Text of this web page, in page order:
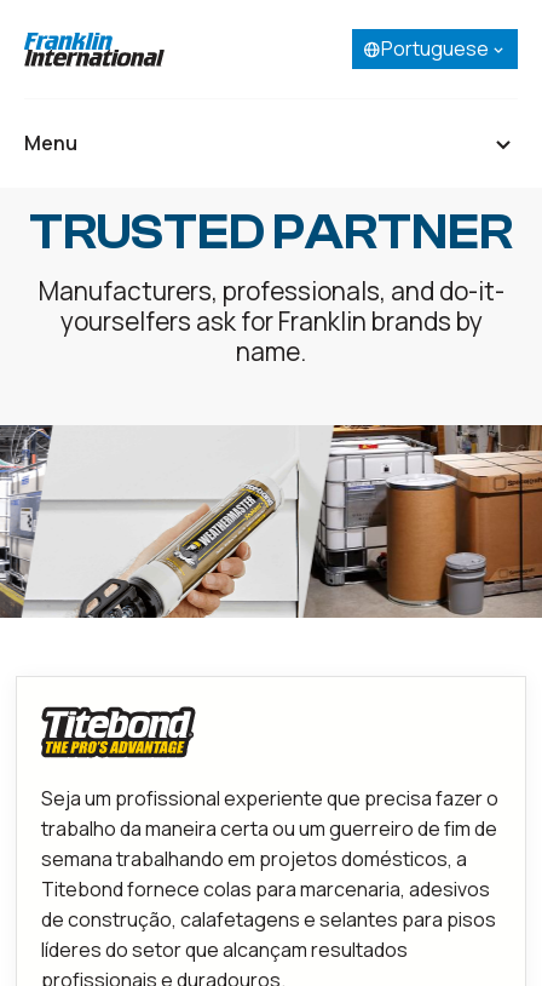
Selecione seu idioma:
French (Canada)
Portuguese
Menu
Sobre
Nossos negócios
Pesquisa e Desenvolvimento
Carreiras
Entre em contato
TRUSTED PARTNER
Manufacturers, professionals, and do-it-
yourselfers ask for Franklin brands by
name.
Seja um profissional experiente que precisa fazer o
trabalho da maneira certa ou um guerreiro de fim de
semana trabalhando em projetos domésticos, a
Titebond fornece colas para marcenaria, adesivos
de construção, calafetagens e selantes para pisos
líderes do setor que alcançam resultados
profissionais e duradouros.